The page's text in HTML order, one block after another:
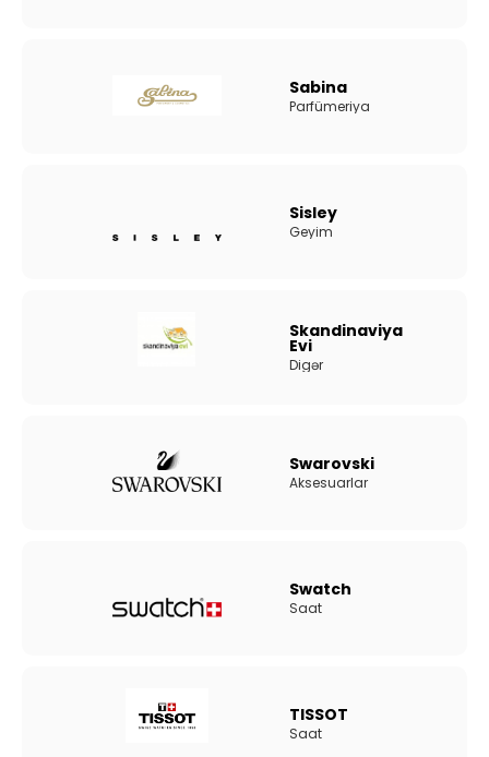
Sabina
Parfümeriya
Sisley
Geyim
Skandinaviya
Evi
Digər
Swarovski
Aksesuarlar
Swatch
Saat
TISSOT
Saat